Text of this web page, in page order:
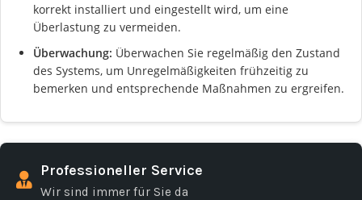
korrekt installiert und eingestellt wird, um eine
Überlastung zu vermeiden.
Überwachung: Überwachen Sie regelmäßig den Zustand
des Systems, um Unregelmäßigkeiten frühzeitig zu
bemerken und entsprechende Maßnahmen zu ergreifen.
Professioneller Service
Wir sind immer für Sie da